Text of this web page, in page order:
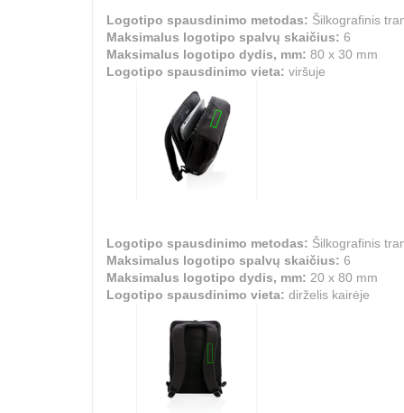
Logotipo spausdinimo metodas: Šilkografinis
Maksimalus logotipo spalvų skaičius: 6
Maksimalus logotipo dydis, mm: 80 x 30 mm
Logotipo spausdinimo vieta: viršuje
Logotipo spausdinimo metodas: Šilkografinis
Maksimalus logotipo spalvų skaičius: 6
Maksimalus logotipo dydis, mm: 20 x 80 mm
Logotipo spausdinimo vieta: dirželis kairėje